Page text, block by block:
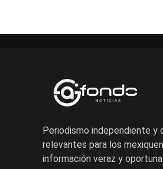
Periodismo independiente y
relevantes para los
información veraz y